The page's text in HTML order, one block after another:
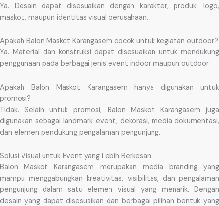
Ya. Desain dapat disesuaikan dengan karakter, produk, logo,
maskot, maupun identitas visual perusahaan.
Apakah Balon Maskot Karangasem cocok untuk kegiatan outdoor?
Ya. Material dan konstruksi dapat disesuaikan untuk mendukung
penggunaan pada berbagai jenis event indoor maupun outdoor.
Apakah Balon Maskot Karangasem hanya digunakan untuk
promosi?
Tidak. Selain untuk promosi, Balon Maskot Karangasem juga
digunakan sebagai landmark event, dekorasi, media dokumentasi,
dan elemen pendukung pengalaman pengunjung.
Solusi Visual untuk Event yang Lebih Berkesan
Balon Maskot Karangasem merupakan media branding yang
mampu menggabungkan kreativitas, visibilitas, dan pengalaman
pengunjung dalam satu elemen visual yang menarik. Dengan
desain yang dapat disesuaikan dan berbagai pilihan bentuk yang